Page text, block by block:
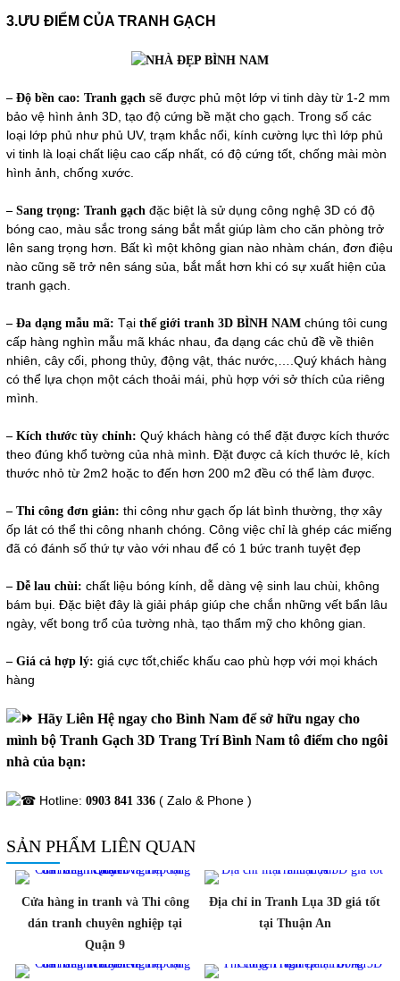
3.ƯU ĐIỂM CỦA TRANH GẠCH
– Độ bền cao: Tranh gạchsẽ được phủ một lớp vi tinh dày từ 1-2 mm
bảo vệ hình ảnh 3D, tạo độ cứng bề mặt cho gạch. Trong số các
loại lớp phủ như phủ UV, trạm khắc nổi, kính cường lực thì lớp phủ
vi tinh là loại chất liệu cao cấp nhất, có độ cứng tốt, chống mài mòn
hình ảnh, chống xước.
– Sang trọng: Tranh gạchđặc biệt là sử dụng công nghệ 3D có độ
bóng cao, màu sắc trong sáng bắt mắt giúp làm cho căn phòng trở
lên sang trọng hơn. Bất kì một không gian nào nhàm chán, đơn điệu
nào cũng sẽ trở nên sáng sủa, bắt mắt hơn khi có sự xuất hiện của
tranh gạch.
– Đa dạng mẫu mã: Tại thế giới tranh 3D BÌNH NAMchúng tôi cung
cấp hàng nghìn mẫu mã khác nhau, đa dạng các chủ đề về thiên
nhiên, cây cối, phong thủy, động vật, thác nước,….Quý khách hàng
có thể lựa chọn một cách thoải mái, phù hợp với sở thích của riêng
mình.
– Kích thước tùy chỉnh: Quý khách hàng có thể đặt được kích thước
theo đúng khổ tường của nhà mình. Đặt được cả kích thước lẻ, kích
thước nhỏ từ 2m2 hoặc to đến hơn 200 m2 đều có thể làm được.
– Thi công đơn giản: thi công như gạch ốp lát bình thường, thợ xây
ốp lát có thể thi công nhanh chóng. Công việc chỉ là ghép các miếng
đã có đánh số thứ tự vào với nhau để có 1 bức tranh tuyệt đẹp
– Dễ lau chùi: chất liệu bóng kính, dễ dàng vệ sinh lau chùi, không
bám bụi. Đặc biệt đây là giải pháp giúp che chắn những vết bẩn lâu
ngày, vết bong trổ của tường nhà, tạo thẩm mỹ cho không gian.
– Giá cả hợp lý: giá cực tốt,chiếc khấu cao phù hợp với mọi khách
hàng
Hãy Liên Hệ ngay cho Bình Nam để sở hữu ngay cho
mình bộ Tranh Gạch 3D Trang Trí Bình Nam tô điểm cho ngôi
nhà của bạn:
Hotline: 0903 841 336 ( Zalo & Phone )
SẢN PHẨM LIÊN QUAN
Cửa hàng in tranh và Thi công
dán tranh chuyên nghiệp tại
Quận 9
Địa chỉ in Tranh Lụa 3D giá tốt
tại Thuận An